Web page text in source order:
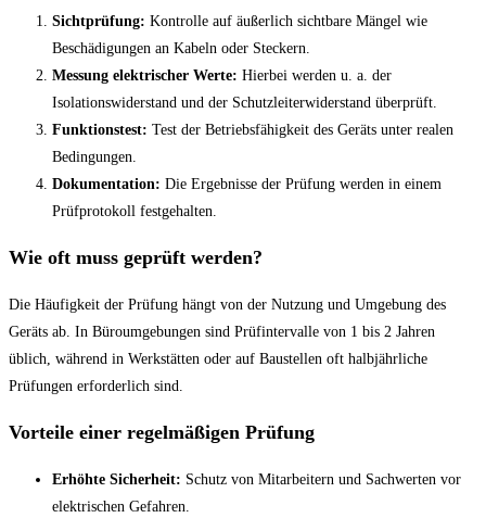
Sichtprüfung: Kontrolle auf äußerlich sichtbare Mängel wie
Beschädigungen an Kabeln oder Steckern.
Messung elektrischer Werte: Hierbei werden u. a. der
Isolationswiderstand und der Schutzleiterwiderstand überprüft.
Funktionstest: Test der Betriebsfähigkeit des Geräts unter realen
Bedingungen.
Dokumentation: Die Ergebnisse der Prüfung werden in einem
Prüfprotokoll festgehalten.
Wie oft muss geprüft werden?
Die Häufigkeit der Prüfung hängt von der Nutzung und Umgebung des
Geräts ab. In Büroumgebungen sind Prüfintervalle von 1 bis 2 Jahren
üblich, während in Werkstätten oder auf Baustellen oft halbjährliche
Prüfungen erforderlich sind.
Vorteile einer regelmäßigen Prüfung
Erhöhte Sicherheit: Schutz von Mitarbeitern und Sachwerten vor
elektrischen Gefahren.